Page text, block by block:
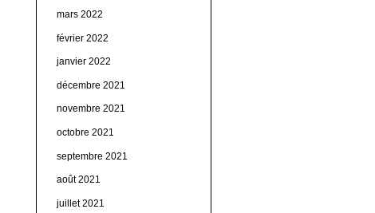
mars 2022
février 2022
janvier 2022
décembre 2021
novembre 2021
octobre 2021
septembre 2021
août 2021
juillet 2021